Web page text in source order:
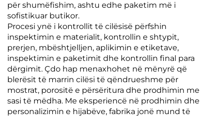
për shumëfishim, ashtu edhe paketim më i
sofistikuar butikor.
Procesi ynë i kontrollit të cilësisë përfshin
inspektimin e materialit, kontrollin e shtypit,
prerjen, mbështjelljen, aplikimin e etiketave,
inspektimin e paketimit dhe kontrollin final para
dërgimit. Çdo hap menaxhohet në mënyrë që
blerësit të marrin cilësi të qëndrueshme për
mostrat, porositë e përsëritura dhe prodhimin me
sasi të mëdha. Me eksperiencë në prodhimin dhe
personalizimin e hijabëve, fabrika jonë mund të